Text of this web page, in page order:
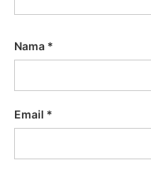
Nama *
Email *